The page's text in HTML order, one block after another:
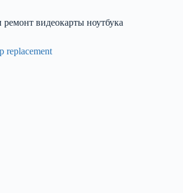
ремонт видеокарты ноутбука